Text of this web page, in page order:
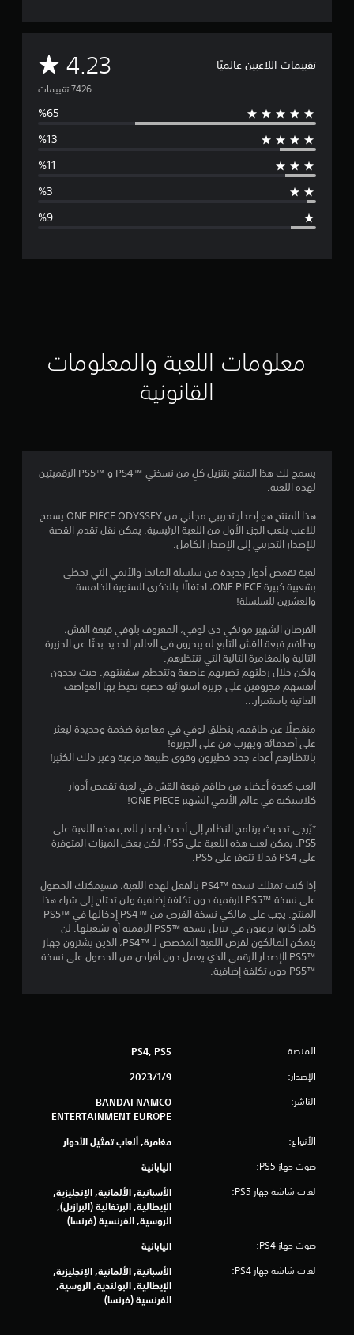
تقييمات اللاعبين عالميًا 4.23م
ت
و
س
ط
ت
ي
.
2
ن
م
ن
ن
ج
م
م
ن
إ
ج
م
ا
4
2
م
ا
ل
معلومات اللعبة والمعلومات
القانونية
يسمح لك هذا المنتج بتنزيل كلٍ من نسختي PS4™‎ و PS5™‎ الرقميتين
لهذه اللعبة.
هذا المنتج هو إصدار تجريبي مجاني من ONE PIECE ODYSSEY يسمح
للاعب بلعب الجزء الأول من اللعبة الرئيسية. يمكن نقل تقدم القصة
للإصدار التجريبي إلى الإصدار الكامل.
لعبة تقمص أدوار جديدة من سلسلة المانجا والأنمي التي تحظى
بشعبية كبيرة ONE PIECE، احتفالًا بالذكرى السنوية الخامسة
والعشرين للسلسلة!
القرصان الشهير مونكي دي لوفي، المعروف بلوفي قبعة القش،
وطاقم قبعة القش التابع له يبحرون في العالم الجديد بحثًا عن الجزيرة
التالية والمغامرة التالية التي تنتظرهم.
ولكن خلال رحلتهم تضربهم عاصفة وتتحطم سفينتهم. حيث يجدون
أنفسهم مجروفين على جزيرة استوائية خصبة تحيط بها العواصف
العاتية باستمرار...
منفصلًا عن طاقمه، ينطلق لوفي في مغامرة ضخمة وجديدة ليعثر
على أصدقائه ويهرب من على الجزيرة!
بانتظارهم أعداء جدد خطيرون وقوى طبيعة مرعبة وغير ذلك الكثير!
العب كعدة أعضاء من طاقم قبعة القش في لعبة تقمص أدوار
كلاسيكية في عالم الأنمي الشهير ONE PIECE!
*يُرجى تحديث برنامج النظام إلى أحدث إصدار للعب هذه اللعبة على
PS5. يمكن لعب هذه اللعبة على PS5، لكن بعض الميزات المتوفرة
على PS4 قد لا تتوفر على PS5.
إذا كنت تمتلك نسخة PS4™‎ بالفعل لهذه اللعبة، فسيمكنك الحصول
على نسخة PS5™‎ الرقمية دون تكلفة إضافية ولن تحتاج إلى شراء هذا
المنتج. يجب على مالكي نسخة القرص من PS4™‎ إدخالها في PS5™‎
كلما كانوا يرغبون في تنزيل نسخة PS5™‎ الرقمية أو تشغيلها. لن
يتمكن المالكون لقرص اللعبة المخصص لـ PS4™‎، الذين يشترون جهاز
PS5™‎ الإصدار الرقمي الذي يعمل دون أقراص من الحصول على نسخة
PS5™‎ دون تكلفة إضافية.
المنصة: PS4, PS5
الإصدار: 9‏/1‏/2023
الناشر:
BANDAI NAMCO
ENTERTAINMENT EUROPE
الأنواع: مغامرة, ألعاب تمثيل الأدوار
صوت جهاز PS5: اليابانية
لغات شاشة جهاز PS5:
الأسبانية, الألمانية, الإنجليزية,
الإيطالية, البرتغالية (البرازيل),
الروسية, الفرنسية (فرنسا)
صوت جهاز PS4: اليابانية
لغات شاشة جهاز PS4:
الأسبانية, الألمانية, الإنجليزية,
الإيطالية, البولندية, الروسية,
الفرنسية (فرنسا)